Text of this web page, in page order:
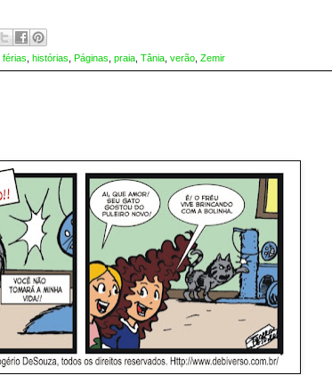
férias, histórias, Páginas, praia, Tânia, verão, Zemir